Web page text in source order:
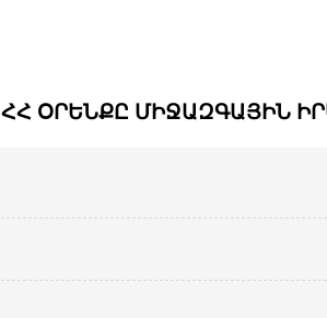
ՀՀ ՕՐԵՆՔԸ ՄԻՋԱԶԳԱՅԻՆ